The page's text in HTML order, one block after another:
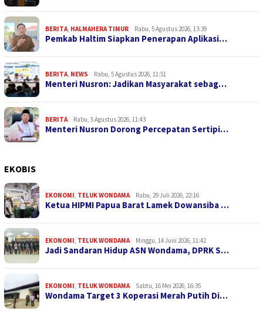
BERITA, HALMAHERA TIMUR Rabu, 5 Agustus 2026, 13:39
Pemkab Haltim Siapkan Penerapan Aplikasi…
BERITA, NEWS Rabu, 5 Agustus 2026, 11:51
Menteri Nusron: Jadikan Masyarakat sebag…
BERITA Rabu, 5 Agustus 2026, 11:43
Menteri Nusron Dorong Percepatan Sertipi…
EKOBIS
EKONOMI, TELUK WONDAMA Rabu, 29 Juli 2026, 22:16
Ketua HIPMI Papua Barat Lamek Dowansiba …
EKONOMI, TELUK WONDAMA Minggu, 14 Juni 2026, 11:42
Jadi Sandaran Hidup ASN Wondama, DPRK S…
EKONOMI, TELUK WONDAMA Sabtu, 16 Mei 2026, 16:35
Wondama Target 3 Koperasi Merah Putih Di…